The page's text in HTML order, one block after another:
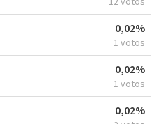
0,02%
1 votos
0,02%
1 votos
0,02%